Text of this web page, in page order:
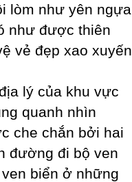
lòm như yên ngựa,
như được thiên
vẻ đẹp xao xuyến
lý của khu vực
quanh nhìn
che chắn bởi hai
đường đi bộ ven
biển ở những